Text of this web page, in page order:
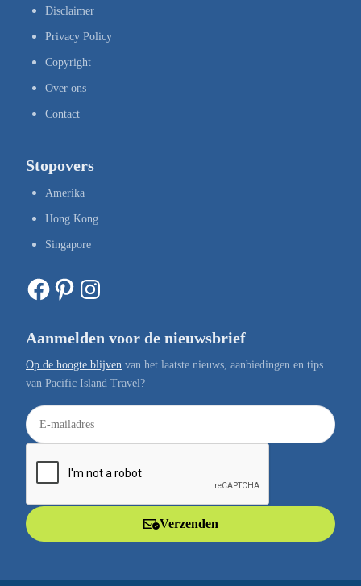
Disclaimer
Privacy Policy
Copyright
Over ons
Contact
Stopovers
Amerika
Hong Kong
Singapore
Facebook Pinterest Instagram
Aanmelden voor de nieuwsbrief
Op de hoogte blijven van het laatste nieuws, aanbiedingen en tips
van Pacific Island Travel?
E
-
a
Verzenden